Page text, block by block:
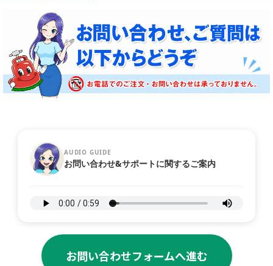
AUDIO GUIDE
お問い合わせ&サポートに関するご案内
お問い合わせフォームへ進む